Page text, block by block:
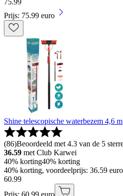
Prijs: 75.99 euro
Shine telescopische waterbezem 4,6 m
(86)Beoordeeld met 4.3 van de 5
36.59 met Club Karwei
40% korting40% korting
40% korting, voordeelprijs: 36.59
60.99
Prijs: 60.99 euro